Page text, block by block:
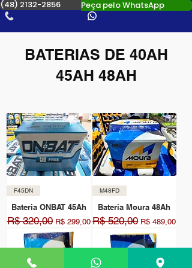
(48) 2132-2856 Peça pelo WhatsApp
BATERIAS DE 40AH
45AH 48AH
F45DN
Bateria ONBAT 45Ah
Preço normal
R$ 320,00 Preço promocional
R$ 299,00
M48FD
Bateria Moura 48Ah
Preço normal
R$ 520,00 Preço
R$ 489,00